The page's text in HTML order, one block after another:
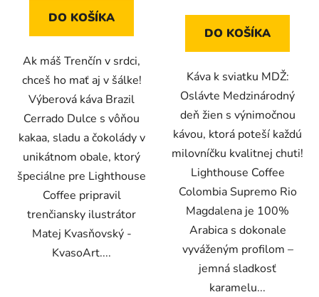
DO KOŠÍKA
Ak máš Trenčín v srdci,
chceš ho mať aj v šálke!
Výberová káva Brazil
Cerrado Dulce s vôňou
kakaa, sladu a čokolády v
unikátnom obale, ktorý
špeciálne pre Lighthouse
Coffee pripravil
trenčiansky ilustrátor
Matej Kvasňovský -
KvasoArt....
DO KOŠÍKA
Káva k sviatku MDŽ:
Oslávte Medzinárodný
deň žien s výnimočnou
kávou, ktorá poteší každú
milovníčku kvalitnej chuti!
Lighthouse Coffee
Colombia Supremo Rio
Magdalena je 100%
Arabica s dokonale
vyváženým profilom –
jemná sladkosť
karamelu...